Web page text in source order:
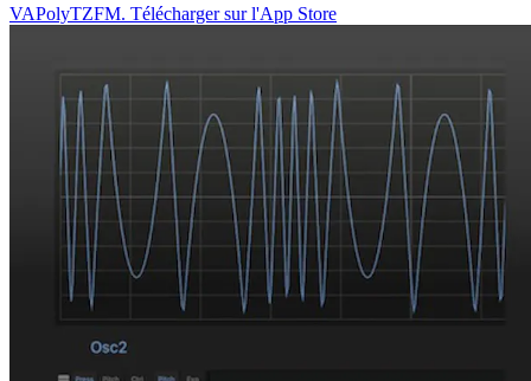
VAPolyTZFM. Télécharger sur l'App Store